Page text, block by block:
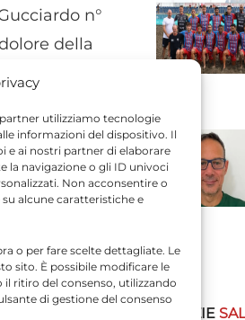
utilizziamo tecnologie
informazioni del dispositivo. Il
e ai nostri partner di elaborare
la navigazione o gli ID univoci
Non acconsentire o
alcune caratteristiche e
o per fare scelte dettagliate. Le
sito. È possibile modificare le
ritiro del consenso, utilizzando
di gestione del consenso
n°
della
e
NOTIZIE